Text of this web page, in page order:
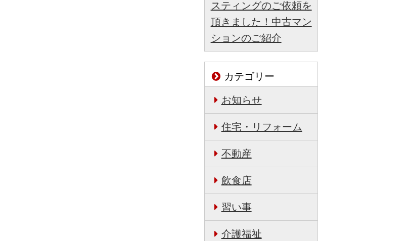
スティングのご依頼を
頂きました！中古マン
ションのご紹介
カテゴリー
お知らせ
住宅・リフォーム
不動産
飲食店
習い事
介護福祉